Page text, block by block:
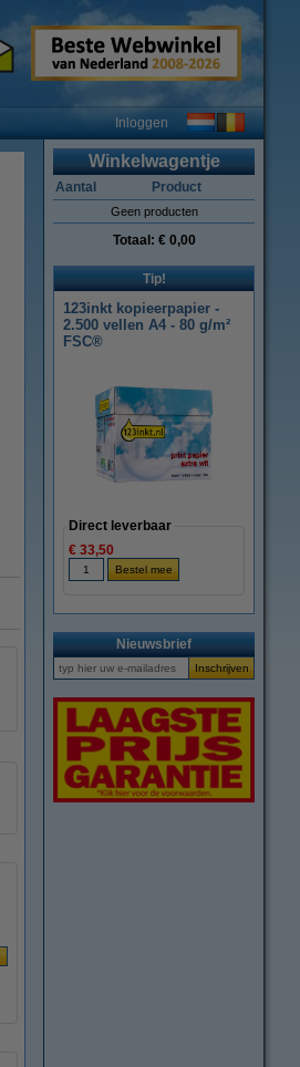
Inloggen
Winkelwagentje
Aantal Product
Geen producten
Totaal: € 0,00
Tip!
123inkt kopieerpapier -
2.500 vellen A4 - 80 g/m²
FSC®
Direct leverbaar
€ 33,50
Nieuwsbrief